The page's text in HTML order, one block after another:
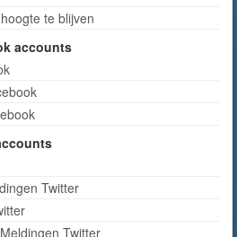
te blijven
accounts
Twitter
Twitter